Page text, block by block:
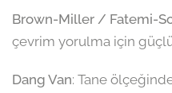
Brown-Miller / Fatemi-
çevrim yorulma için
Dang Van: Tane